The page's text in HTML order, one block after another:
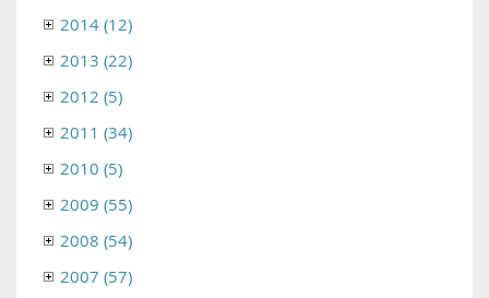
2014 (12)
2013 (22)
2012 (5)
2011 (34)
2010 (5)
2009 (55)
2008 (54)
2007 (57)